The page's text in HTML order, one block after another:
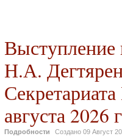
Выступление
Н.А.
августа 2026
Подробности Создано 09 Август